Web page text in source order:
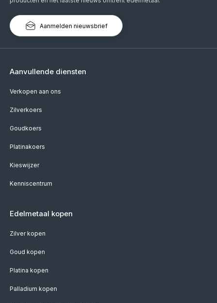
Aanmelden nieuwsbrief
Aanvullende diensten
Verkopen aan ons
Zilverkoers
Goudkoers
Platinakoers
Kieswijzer
Kenniscentrum
Edelmetaal kopen
Zilver kopen
Goud kopen
Platina kopen
Palladium kopen